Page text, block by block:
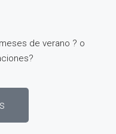
de verano ? o